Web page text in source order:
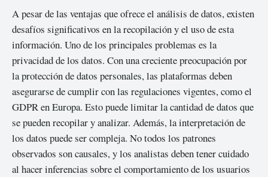
A pesar de las ventajas que ofrece el análisis de datos, existen
desafíos significativos en la recopilación y el uso de esta
información. Uno de los principales problemas es la
privacidad de los datos. Con una creciente preocupación por
la protección de datos personales, las plataformas deben
asegurarse de cumplir con las regulaciones vigentes, como el
GDPR en Europa. Esto puede limitar la cantidad de datos que
se pueden recopilar y analizar. Además, la interpretación de
los datos puede ser compleja. No todos los patrones
observados son causales, y los analistas deben tener cuidado
al hacer inferencias sobre el comportamiento de los usuarios